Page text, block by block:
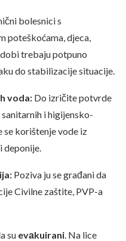
bolesnici s
poteškoćama, djeca,
trebaju potpuno
do stabilizacije situacije.
voda: Do izričite potvrde
i higijensko-
se korištenje vode iz
Poziva ju se građani da
Civilne zaštite, PVP-a
su evаkuirani . Na lice